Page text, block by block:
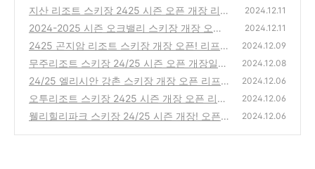
우보드 비교
(0)
지산 리조트 스키장 2425 시즌 오픈 개장 리프
트권 할인과 운영 시간 정보 총정리
(0)
2024.12.11
2024-2025 시즌 오크밸리 스키장 개장 오픈
리프트권 가격 할인 정보
(0)
2024.12.11
2425 곤지암 리조트 스키장 개장 오픈! 리프트
권 할인과 운영 시간 정보 총정리
(1)
2024.12.09
무주리조트 스키장 24/25 시즌 오픈 개장일
리프트권 할인 가격 정보
(0)
2024.12.08
24/25 엘리시안 강촌 스키장 개장 오픈 리프
트권 할인 및 이벤트 총정리!
(2)
2024.12.06
오투리조트 스키장 2425 시즌 개장 오픈 리프
트권 무료 이벤트 및 운영 정보 총정리
(0)
2024.12.06
웰리힐리파크 스키장 24/25 시즌 개장! 오픈
2024.12.06